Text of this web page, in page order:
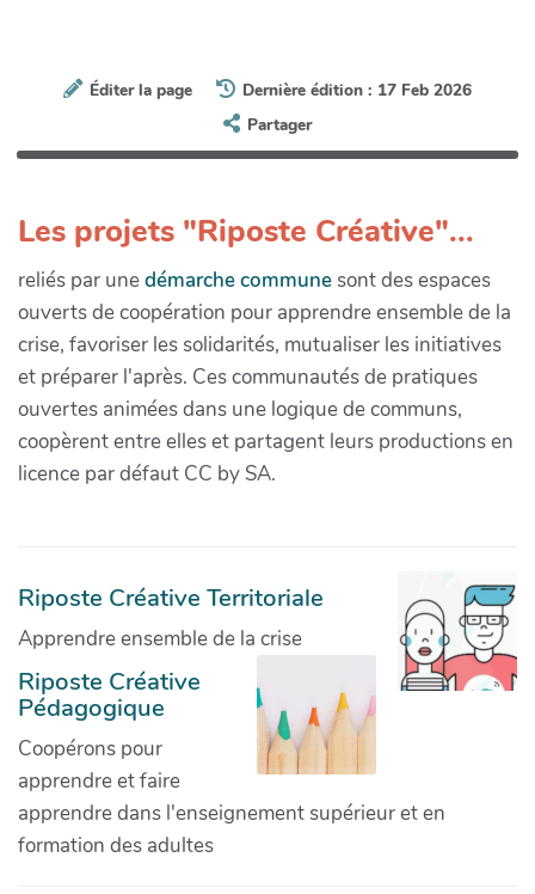
Éditer la page
Dernière édition : 17 Feb 2026
Partager